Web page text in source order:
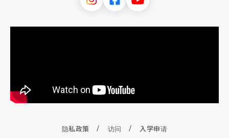
隐私政策 访问 入学申请